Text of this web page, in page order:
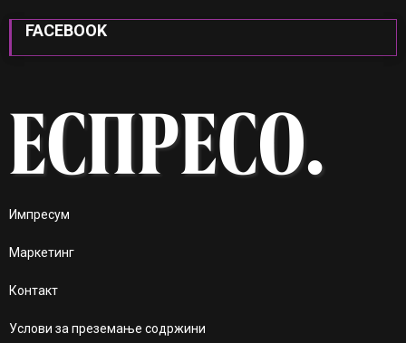
FACEBOOK
Импресум
Маркетинг
Контакт
Услови за преземање содржини